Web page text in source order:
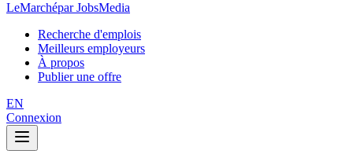
LeMarchépar JobsMedia
Recherche d'emplois
Meilleurs employeurs
À propos
Publier une offre
EN
Connexion